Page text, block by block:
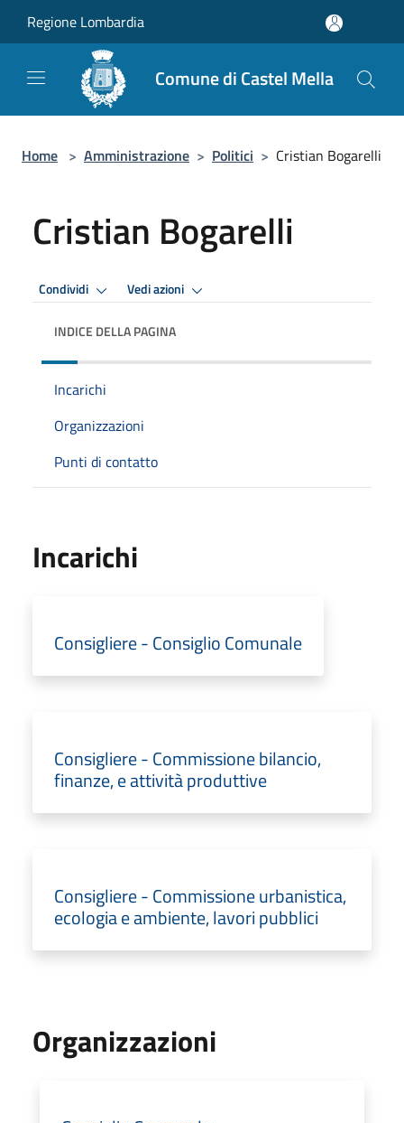
Regione Lombardia
Comune di Castel Mella
Home > Amministrazione > Politici > Cristian Bogarelli
Cristian Bogarelli
Condividi Vedi azioni
INDICE DELLA PAGINA
Incarichi
Organizzazioni
Punti di contatto
Incarichi
Consigliere - Consiglio Comunale
Consigliere - Commissione bilancio,
finanze, e attività produttive
Consigliere - Commissione urbanistica,
ecologia e ambiente, lavori pubblici
Organizzazioni